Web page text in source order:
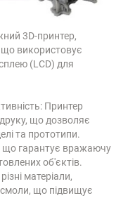
3D-принтер,
використовує
(LCD) для
Принтер
що дозволяє
та прототипи.
що гарантує вражаючу
об'єктів.
матеріали,
смоли, що підвищує